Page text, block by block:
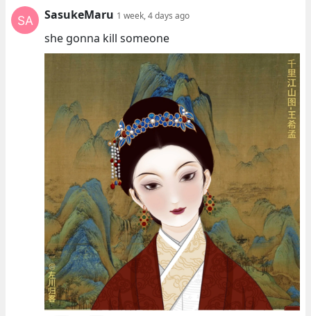
SasukeMaru 1 week, 4 days ago
she gonna kill someone